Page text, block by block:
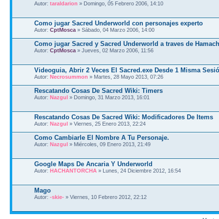
Autor: taraldarion » Domingo, 05 Febrero 2006, 14:10
Como jugar Sacred Underworld con personajes experto
Autor: CptMosca » Sábado, 04 Marzo 2006, 14:00
Como jugar Sacred y Sacred Underworld a traves de
Autor: CptMosca » Jueves, 02 Marzo 2006, 11:56
Videoguia, Abrir 2 Veces El Sacred.exe Desde 1 Misma
Autor: Necrosummon » Martes, 28 Mayo 2013, 07:26
Rescatando Cosas De Sacred Wiki: Timers
Autor: Nazgul » Domingo, 31 Marzo 2013, 16:01
Rescatando Cosas De Sacred Wiki: Modificadores De Items
Autor: Nazgul » Viernes, 25 Enero 2013, 22:24
Como Cambiarle El Nombre A Tu Personaje.
Autor: Nazgul » Miércoles, 09 Enero 2013, 21:49
Google Maps De Ancaria Y Underworld
Autor: HACHANTORCHA » Lunes, 24 Diciembre 2012, 16:54
Mago
Autor: -skie- » Viernes, 10 Febrero 2012, 22:12